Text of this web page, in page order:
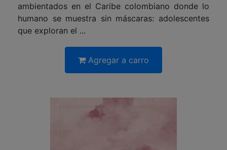
ambientados en el Caribe colombiano donde lo
humano se muestra sin máscaras: adolescentes
que exploran el ...
Agregar a carro